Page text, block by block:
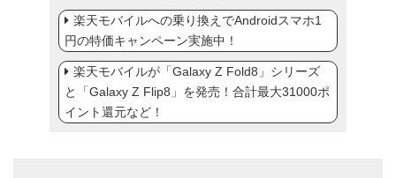
楽天モバイルへの乗り換えでAndroidスマホ1
円の特価キャンペーン実施中！
楽天モバイルが「Galaxy Z Fold8」シリーズ
と「Galaxy Z Flip8」を発売！合計最大31000ポ
イント還元など！